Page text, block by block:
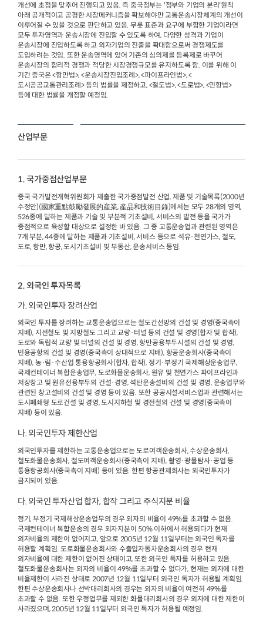
개선에 초점을 맞추어 진행되고 있음. 즉 중국정부는 '정부와 기업의 분리'원칙
아래 공개적이고 공평한 시장메커니즘을 확보해야만 교통운송시장체계의 개선이
이루어질 수 있을 것으로 판단하고 있음. 무릇 표준과 요구에 부합한 기업이라면
모두 투자영역과 운송시장에 진입할 수 있도록 하여, 다양한 성격과 기업이
운송시장에 진입하도록 하고 외자기업의 진출을 확대함으로써 경쟁제도를
도입하려는 것임. 또한 운송영역에 있어 기존의 심의제를 등록제로 바꾸어
운송시장의 합리적 경쟁과 적당한 시장경쟁규모를 유지하도록 함. 이를 위해 이
기간 중국은 <항만법>, <운송시장진입조례>, <파이프라인법>, <
도시공공교통관리조례> 등의 법률을 제정하고, <철도법>, <도로법>, <민항법>
등에 대한 법률을 개정할 예정임.
산업부문
1. 국가중점산업부문
중국 국가발전개혁위원회가 제출한 국가중점발전 산업, 제품 및 기술목록(2000년
수정안)(國家重點鼓勵發展的産業, 産品和技術目錄)에서는 모두 28개의 영역,
526종에 달하는 제품과 기술 및 부분적 기초설비, 서비스의 발전 등을 국가가
중점적으로 육성할 대상으로 설정한 바 있음. 그 중 교통운송업과 관련된 영역은
7개 부분, 44종에 달하는 제품과 기초설비, 서비스 등으로 석유·천연가스, 철도,
도로, 항만, 항공, 도시기초설비 및 부동산, 운송서비스 등임.
2. 외국인 투자목록
가. 외국인투자 장려산업
외국인 투자를 장려하는 교통운송업으로는 철도간선망의 건설 및 경영(중국측이
지배), 지선철도 및 지방철도 그리고 교량·터널 등의 건설 및 경영(합자 및 합작),
도로와 독립적 교량 및 터널의 건설 및 경영, 항만공용부두시설의 건설 및 경영,
민용공항의 건설 및 경영(중국측이 상대적으로 지배), 항공운송회사(중국측이
지배), 농·림·수산업 통용항공회사(합자, 합작), 정기·부정기 국제해상운송업무,
국제컨테이너 복합운송업무, 도로화물운송회사, 원유 및 천연가스 파이프라인과
저장창고 및 원유전용부두의 건설·경영, 석탄운송설비의 건설 및 경영, 운송업무와
관련된 창고설비의 건설 및 경영 등이 있음. 또한 공공시설서비스업과 관련해서는
도시폐쇄형 도로건설 및 경영, 도시지하철 및 경전철의 건설 및 경영(중국측이
지배) 등이 있음.
나. 외국인투자 제한산업
외국인투자를 제한하는 교통운송업으로는 도로여객운송회사, 수상운송회사,
철도화물운송회사, 철도여객운송회사(중국측이 지배), 촬영·광물탐사·공업 등
통용항공회사(중국측이 지배) 등이 있음. 한편 항공관제회사는 외국인투자가
금지되어 있음.
다. 외국인 투자산업 합자, 합작 그리고 주식지분 비율
정기, 부정기 국제해상운송업무의 경우 외자의 비율이 49%를 초과할 수 없음.
국제컨테이너 복합운송의 경우 외자지분이 50% 이하에서 허용되다가 현재
외자비율의 제한이 없어지고, 앞으로 2005년 12월 11일부터는 외국인 독자를
허용할 계획임. 도로화물운송회사와 수출입자동차운송회사의 경우 현재
외자비율에 대한 제한이 없어진 상태이고, 또한 외국인 독자를 허용하고 있음.
철도화물운송회사는 외자의 비율이 49%를 초과할 수 없다가, 현재는 외자에 대한
비율제한이 사라진 상태로 2007년 12월 11일부터 외국인 독자가 허용될 계획임.
한편 수상운송회사나 선박대리회사의 경우는 외자의 비율이 여전히 49%를
초과할 수 없음. 또한 우정업무를 제외한 화물대리회사의 경우 외자에 대한 제한이
사라졌으며, 2005년 12월 11일부터 외국인 독자가 허용될 예정임.